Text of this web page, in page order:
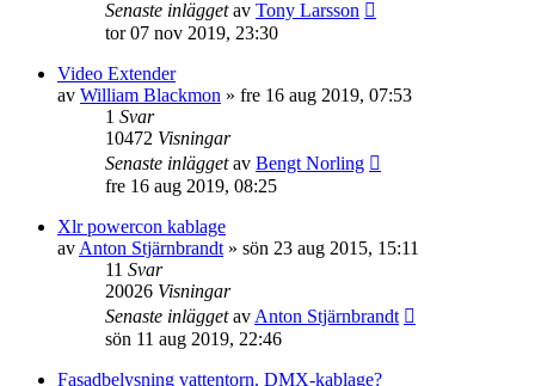
Senaste inläggetav Tony Larsson
tor 07 nov 2019, 23:30
Video Extender
av William Blackmon » fre 16 aug 2019, 07:53
1 Svar
10472 Visningar
Senaste inläggetav Bengt Norling
fre 16 aug 2019, 08:25
Xlr powercon kablage
av Anton Stjärnbrandt » sön 23 aug 2015, 15:11
11 Svar
20026 Visningar
Senaste inläggetav Anton Stjärnbrandt
sön 11 aug 2019, 22:46
Fasadbelysning vattentorn. DMX-kablage?